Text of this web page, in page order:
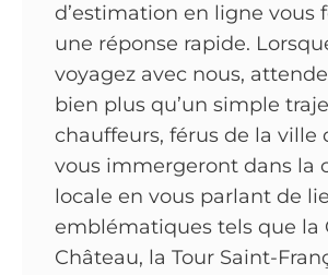
d’estimation en ligne vous
une réponse rapide.
voyagez avec nous,
bien plus qu’un simple
chauffeurs, férus de la ville
vous immergeront dans la
locale en vous parlant de
emblématiques tels que la
Château, la Tour Saint-